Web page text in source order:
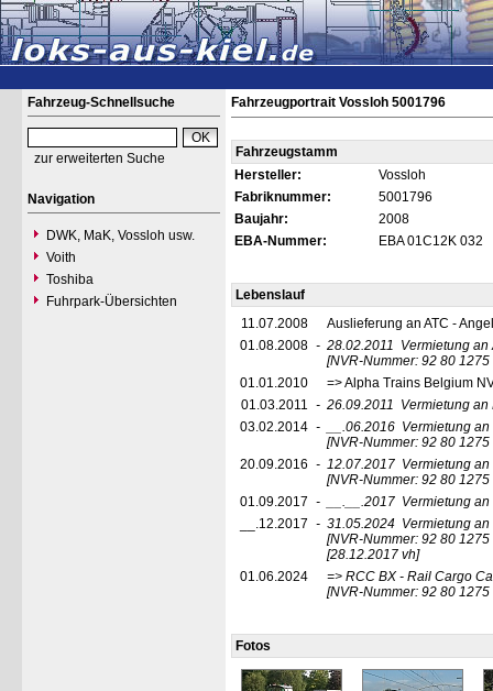
Fahrzeug-Schnellsuche
zur erweiterten Suche
Navigation
DWK, MaK, Vossloh usw.
Voith
Toshiba
Fuhrpark-Übersichten
Fahrzeugportrait Vossloh 5001796
Fahrzeugstamm
Hersteller:
Vossloh
Fabriknummer:
5001796
Baujahr:
2008
EBA-Nummer:
EBA 01C12K 032
Lebenslauf
11.07.2008
Auslieferung an ATC -
01.08.2008 - 28.02.2011 Vermietung an
[NVR-Nummer: 92 80
01.01.2010
=> Alpha Trains Belgium
01.03.2011 - 26.09.2011 Vermietung an
03.02.2014 - __.06.2016 Vermietung
[NVR-Nummer: 92 80
20.09.2016 - 12.07.2017 Vermietung
[NVR-Nummer: 92 80
01.09.2017 - __.__.2017 Vermietung
__.12.2017 - 31.05.2024 Vermietung
[NVR-Nummer: 92 80
[28.12.2017 vh]
01.06.2024
=> RCC BX - Rail Cargo
[NVR-Nummer: 92 80
Fotos